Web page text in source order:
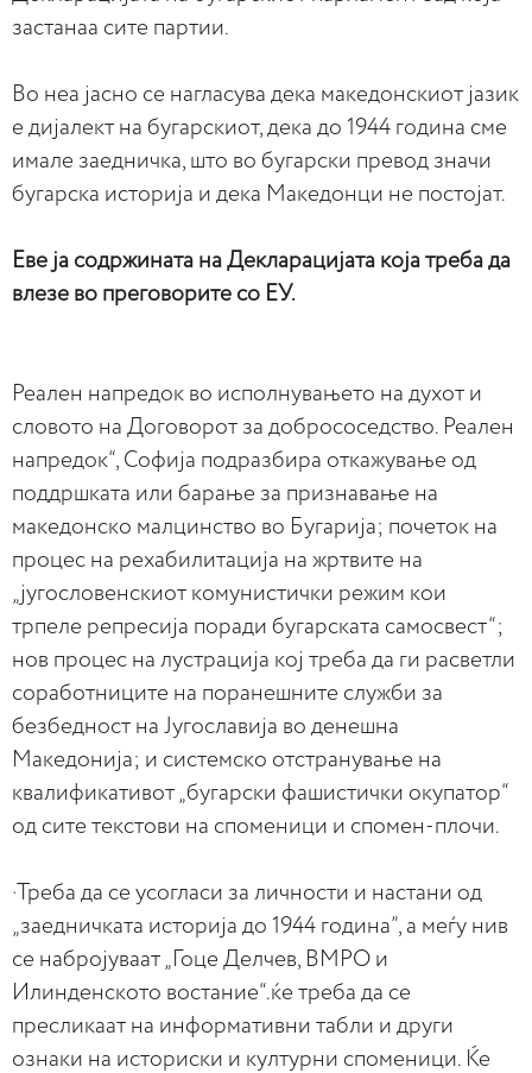
застанаа сите партии.
Во неа јасно се нагласува дека македонскиот јазик
е дијалект на бугарскиот, дека до 1944 година сме
имале заедничка, што во бугарски превод значи
бугарска историја и дека Македонци не постојат.
Eве ја содржината на Декларацијата која треба да
влезе во преговорите со ЕУ.
Реален напредок во исполнувањето на духот и
словото на Договорот за добрососедство. Реален
напредок“, Софија подразбира откажување од
поддршката или барање за признавање на
македонско малцинство во Бугарија; почеток на
процес на рехабилитација на жртвите на
„југословенскиот комунистички режим кои
трпеле репресија поради бугарската самосвест“;
нов процес на лустрација кој треба да ги расветли
соработниците на поранешните служби за
безбедност на Југославија во денешна
Македонија; и системско отстранување на
квалификативот „бугарски фашистички окупатор“
од сите текстови на споменици и спомен-плочи.
·Треба да се усогласи за личности и настани од
„заедничката историја до 1944 година”, а меѓу нив
се набројуваат „Гоце Делчев, ВМРО и
Илинденското востание“.ќе треба да се
пресликаат на информативни табли и други
ознаки на историски и културни споменици. Ќе